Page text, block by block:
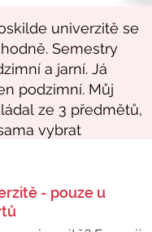
- pouze u